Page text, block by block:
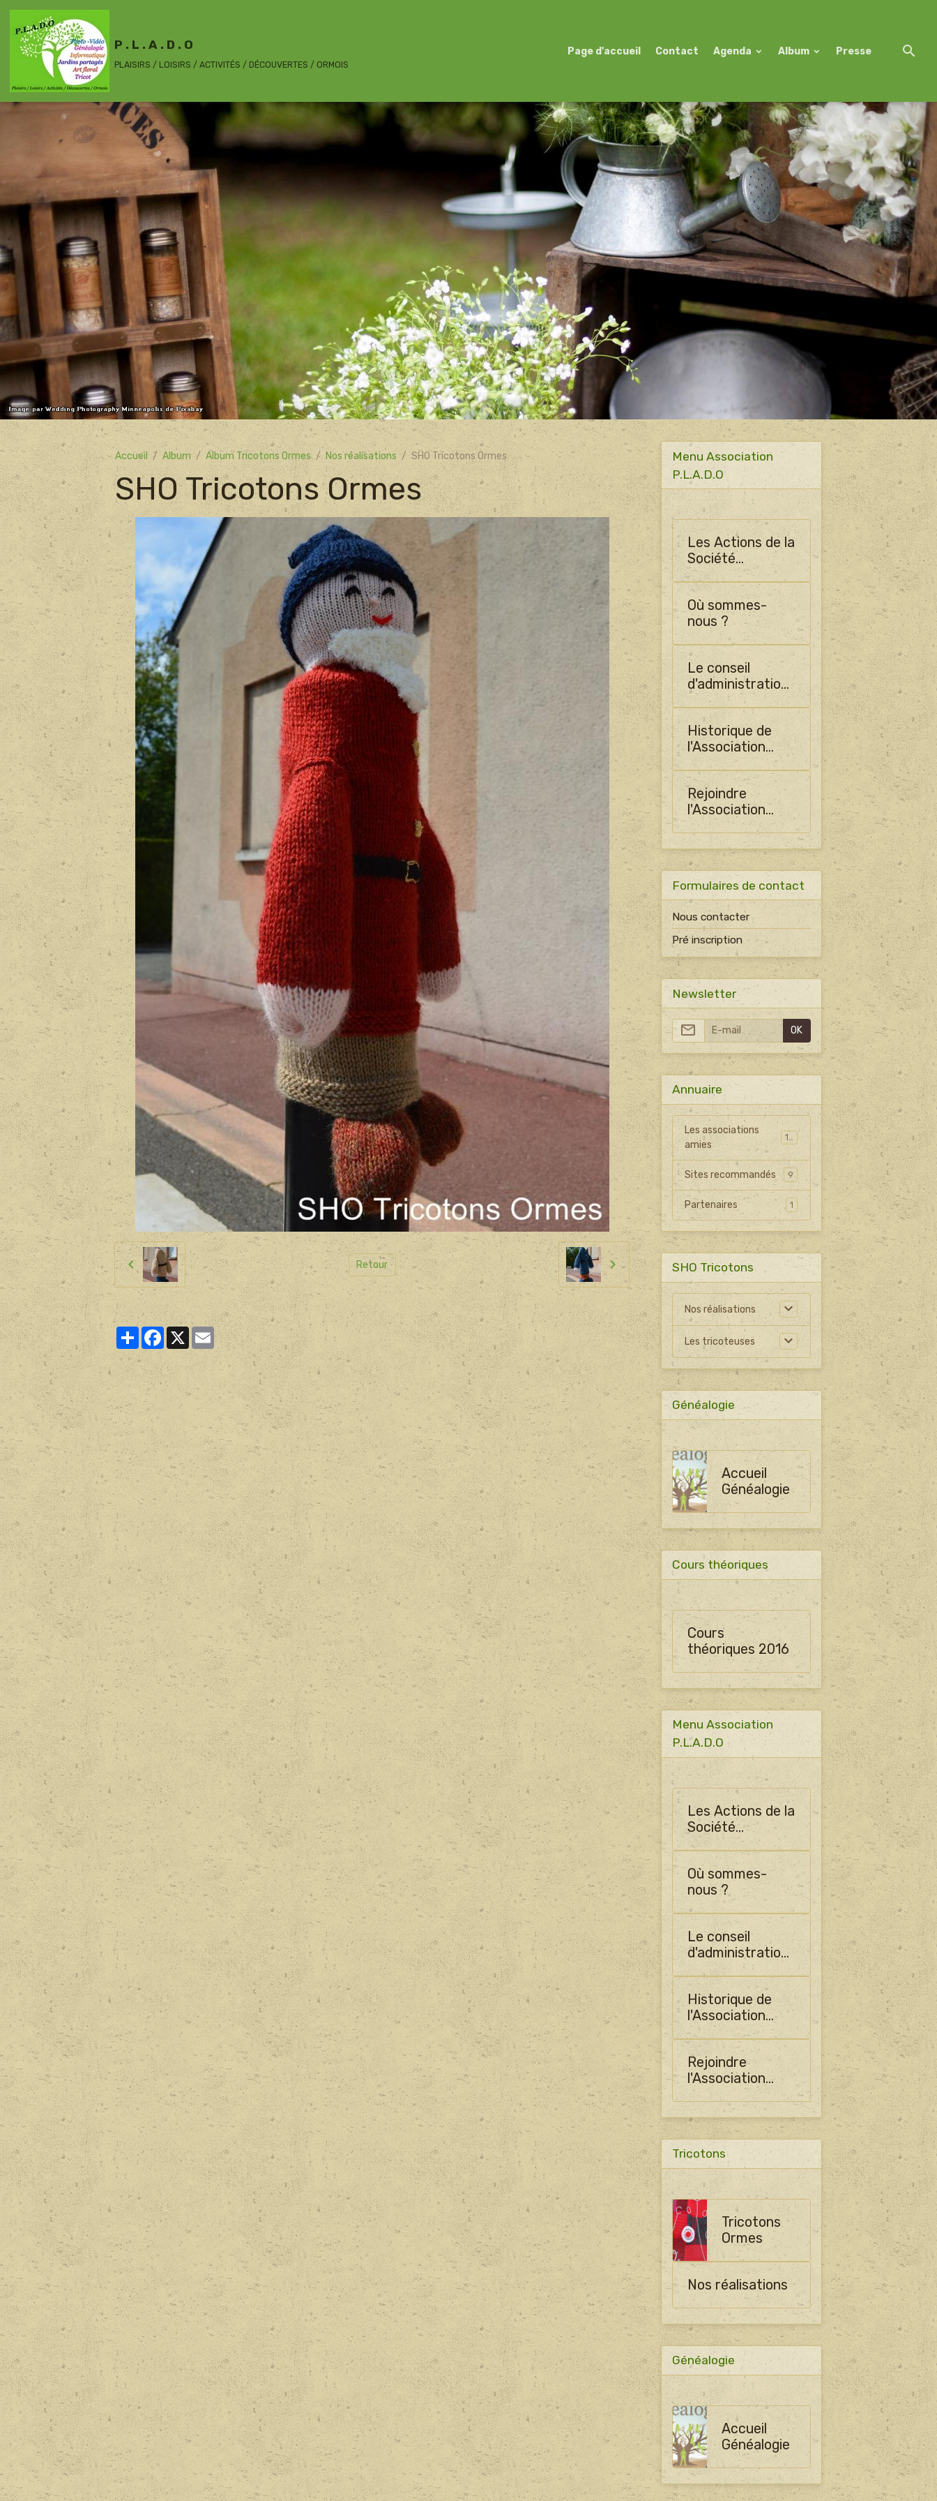
P . L . A . D . O
PLAISIRS / LOISIRS / ACTIVITÉS / DÉCOUVERTES / ORMOIS
Page d'accueil Contact Agenda Album Presse
Accueil Album Album Tricotons Ormes Nos réalisations SHO Tricotons Ormes
SHO Tricotons Ormes
Retour
PartagerFacebook
X Email
Menu Association
P.L.A.D.O
Les Actions de la
Société
Horticulture
d'Ormes
Où sommes-
nous ?
Le conseil
d'administration
de SHO
Historique de
l'Association
PLADO
Rejoindre
l'Association
PLADO
Formulaires de contact
Nous contacter
Pré inscription
Newsletter
OK
Annuaire
Les associations
amies
15
Sites recommandés 9
Partenaires 1
SHO Tricotons
Nos réalisations
Les tricoteuses
Généalogie
Accueil
Généalogie
Cours théoriques
Cours
théoriques 2016
Menu Association
P.L.A.D.O
Les Actions de la
Société
Horticulture
d'Ormes
Où sommes-
nous ?
Le conseil
d'administration
de SHO
Historique de
l'Association
PLADO
Rejoindre
l'Association
PLADO
Tricotons
Tricotons
Ormes
Nos réalisations
Généalogie
Accueil
Généalogie